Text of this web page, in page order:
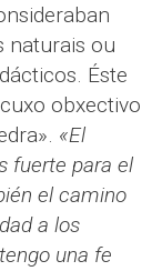
naturais ou
Éste
obxectivo
«El
fuerte para el
el camino
a los
una fe